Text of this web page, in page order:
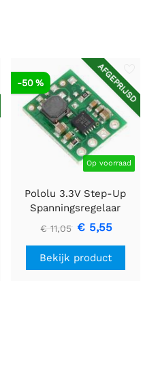
AFGEPRIJSD
Op voorraad
-50 %
Pololu 3.3V Step-Up
Spanningsregelaar
U1V11F3
€ 11,05 € 5,55
Bekijk product